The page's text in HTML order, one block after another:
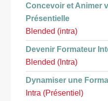
Concevoir et Animer
Présentielle
Blended (intra)
Devenir Formateur
Blended (Intra)
Dynamiser une
Intra (Présentiel)